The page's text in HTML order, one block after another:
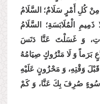
مِنْ‏ كُلِ‏ أَمْرٍ سَلَامٌ؛‏ السَّلَامُ‏
الْمُلَابَسَةِ؛ السَّلَامُ
وَ غَسَلْتَ عَنَّا دَنَسَ
بَرَماً وَ لَا مَتْرُوكٍ صِیَامُهُ
وَقْتِهِ، وَ مَحْزُونٍ عَلَیْهِ
سُوءٍ صُرِفَ بِكَ عَنَّا، وَ كَمْ